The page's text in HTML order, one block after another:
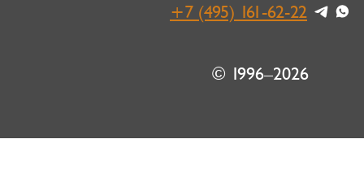
+7 (495) 161-62-22
© 1996–2026